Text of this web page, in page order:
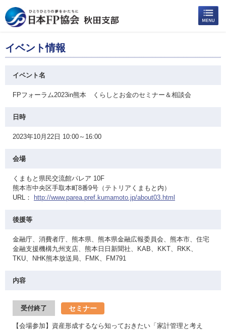
イベント情報
イベント名
FPフォーラム2023in熊本 くらしとお金のセミナー＆相談会
日時
2023年10月22日 10:00～16:00
会場
くまもと県民交流館パレア 10F
熊本市中央区手取本町8番9号（テトリアくまもと内）
URL：
http://www.parea.pref.kumamoto.jp/about03.html
後援等
金融庁、消費者庁、熊本県、熊本県金融広報委員会、熊本市、住宅
金融支援機構九州支店、熊本日日新聞社、KAB、KKT、RKK、
TKU、NHK熊本放送局、FMK、FM791
内容
受付終了 セミナー
【会場参加】資産形成するなら知っておきたい「家計管理と考え